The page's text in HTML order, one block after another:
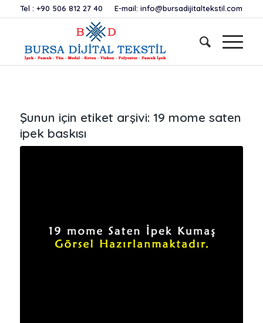
Tel :+90 506 812 27 40 E-mail:info@bursadijitaltekstil.com
Şunun için etiket arşivi: 19 mome saten
ipek baskısı